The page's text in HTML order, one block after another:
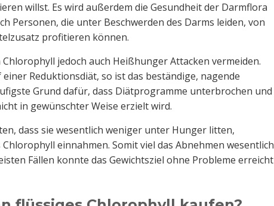
willst. Es wird außerdem die Gesundheit der Darmflora
Personen, die unter Beschwerden des Darms leiden, von
profitieren können.
jedoch auch Heißhunger Attacken vermeiden.
Reduktionsdiät, so ist das beständige, nagende
Grund dafür, dass Diätprogramme unterbrochen und
in gewünschter Weise erzielt wird.
dass sie wesentlich weniger unter Hunger litten,
einnahmen. Somit viel das Abnehmen wesentlich
Fällen konnte das Gewichtsziel ohne Probleme erreicht